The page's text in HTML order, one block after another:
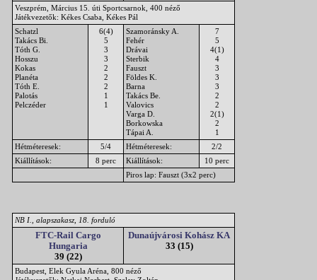
Veszprém, Március 15. úti Sportcsarnok, 400 néző
Játékvezetők: Kékes Csaba, Kékes Pál
Schatzl
Takács Bi.
Tóth G.
Hosszu
Kokas
Planéta
Tóth E.
Palotás
Pelczéder
6(4)
5
3
3
2
2
2
1
1
Szamoránsky A.
Fehér
Drávai
Sterbik
Fauszt
Földes K.
Barna
Takács Be.
Valovics
Varga D.
Borkowska
Tápai A.
7
5
4(1)
4
3
3
3
2
2
2(1)
2
1
Hétméteresek:
5/4 Hétméteresek:
2/2
Kiállítások:
8 perc Kiállítások:
10 perc
Piros lap: Fauszt (3x2 perc)
NB I., alapszakasz, 18. forduló
FTC-Rail Cargo
Hungaria
39 (22)
Dunaújvárosi Kohász KA
33 (15)
Budapest, Elek Gyula Aréna, 800 néző